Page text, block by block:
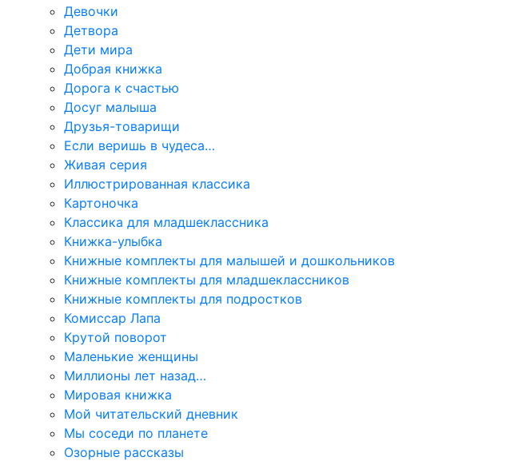
Девочки
Детвора
Дети мира
Добрая книжка
Дорога к счастью
Досуг малыша
Друзья-товарищи
Если веришь в чудеса…
Живая серия
Иллюстрированная классика
Картоночка
Классика для младшеклассника
Книжка-улыбка
Книжные комплекты для малышей и дошкольников
Книжные комплекты для младшеклассников
Книжные комплекты для подростков
Комиссар Лапа
Крутой поворот
Маленькие женщины
Миллионы лет назад…
Мировая книжка
Мой читательский дневник
Мы соседи по планете
Озорные рассказы